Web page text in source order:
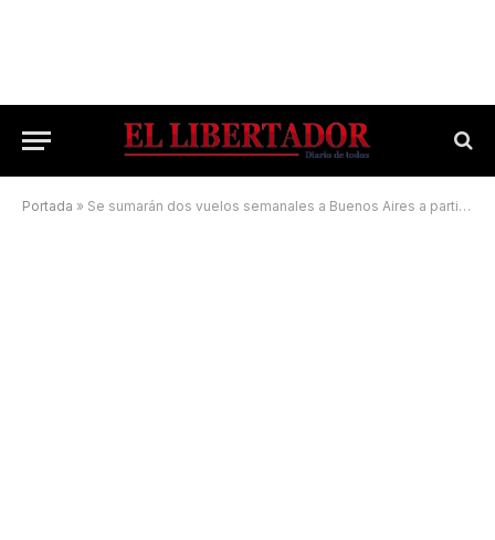
Portada » Se sumarán dos vuelos semanales a Buenos Aires a partir de una aerolínea low cost